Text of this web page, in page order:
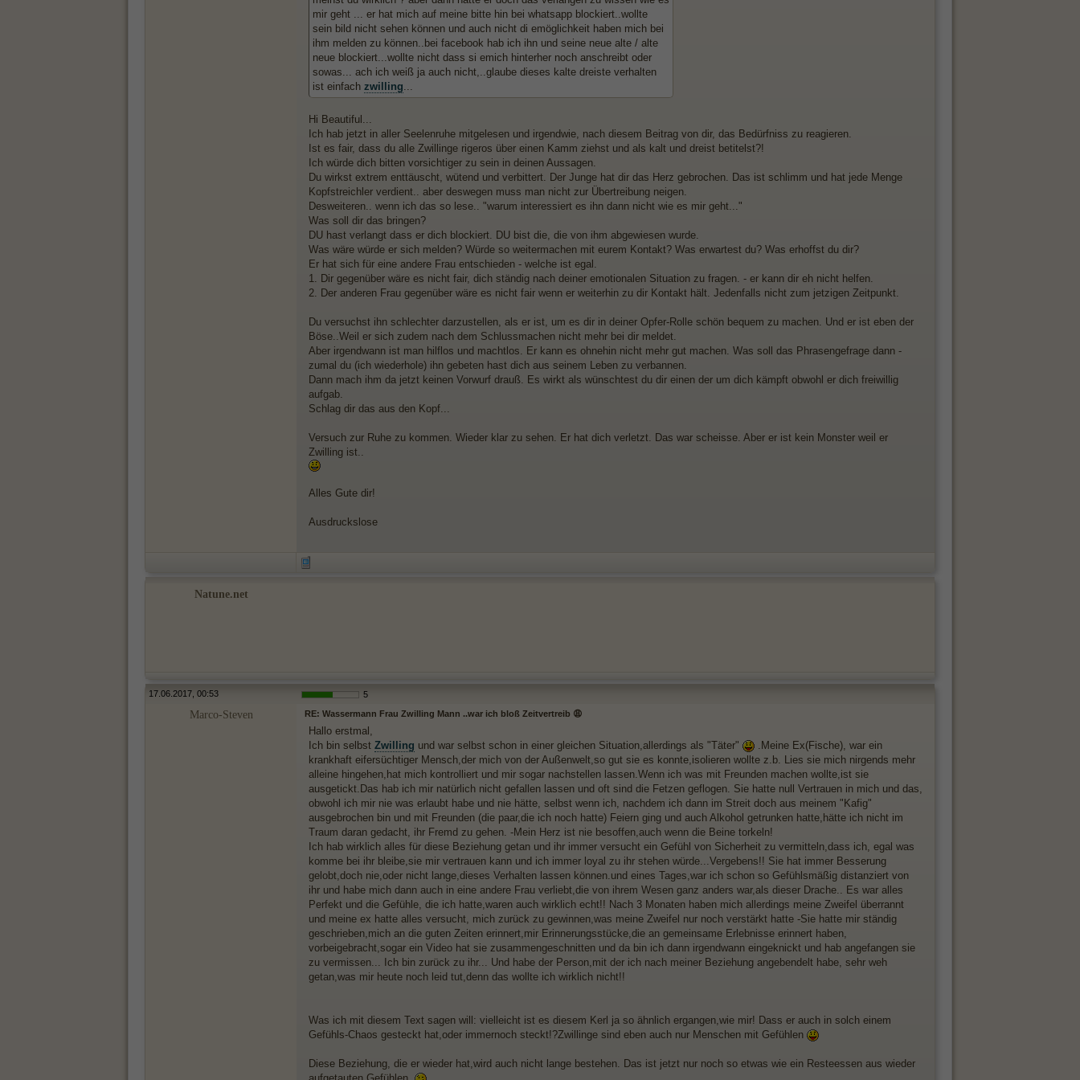
mir geht ... er hat mich auf meine bitte hin bei whatsapp blockiert..wollte
sein bild nicht sehen können und auch nicht di emöglichkeit haben mich bei
ihm melden zu können..bei facebook hab ich ihn und seine neue alte / alte
neue blockiert...wollte nicht dass si emich hinterher noch anschreibt oder
sowas... ach ich weiß ja auch nicht,..glaube dieses kalte dreiste verhalten
ist einfach zwilling
Hi Beautiful...
Ich hab jetzt in aller Seelenruhe mitgelesen und irgendwie, nach diesem Beitrag von dir, das Bedürfniss zu reagieren.
Ist es fair, dass du alle Zwillinge rigeros über einen Kamm ziehst und als kalt und dreist betitelst?!
Ich würde dich bitten vorsichtiger zu sein in deinen Aussagen.
Du wirkst extrem enttäuscht, wütend und verbittert. Der Junge hat dir das Herz gebrochen. Das ist schlimm und hat jede Menge
Kopfstreichler verdient.. aber deswegen muss man nicht zur Übertreibung neigen.
Desweiteren.. wenn ich das so lese.. "warum interessiert es ihn dann nicht wie es mir geht..."
Was soll dir das bringen?
DU hast verlangt dass er dich blockiert. DU bist die, die von ihm abgewiesen wurde.
Was wäre würde er sich melden? Würde so weitermachen mit eurem Kontakt? Was erwartest du? Was erhoffst du dir?
Er hat sich für eine andere Frau entschieden - welche ist egal.
1. Dir gegenüber wäre es nicht fair, dich ständig nach deiner emotionalen Situation zu fragen. - er kann dir eh nicht helfen.
2. Der anderen Frau gegenüber wäre es nicht fair wenn er weiterhin zu dir Kontakt hält. Jedenfalls nicht zum jetzigen Zeitpunkt.
Du versuchst ihn schlechter darzustellen, als er ist, um es dir in deiner Opfer-Rolle schön bequem zu machen. Und er ist eben der
Böse..Weil er sich zudem nach dem Schlussmachen nicht mehr bei dir meldet.
Aber irgendwann ist man hilflos und machtlos. Er kann es ohnehin nicht mehr gut machen. Was soll das Phrasengefrage dann -
zumal du (ich wiederhole) ihn gebeten hast dich aus seinem Leben zu verbannen.
Dann mach ihm da jetzt keinen Vorwurf drauß. Es wirkt als wünschtest du dir einen der um dich kämpft obwohl er dich freiwillig
aufgab.
Schlag dir das aus den Kopf...
Versuch zur Ruhe zu kommen. Wieder klar zu sehen. Er hat dich verletzt. Das war scheisse. Aber er ist kein Monster weil er
Zwilling ist..
Alles Gute dir!
Ausdruckslose
Natune.net
17.06.2017, 00:53 5
Marco-Steven RE: Wassermann Frau Zwilling Mann ..war ich bloß Zeitvertreib 😩
Hallo erstmal,
Ich bin selbst Zwilling und war selbst schon in einer gleichen Situation,allerdings als "Täter"
.Meine Ex(Fische), war ein
krankhaft eifersüchtiger Mensch,der mich von der Außenwelt,so gut sie es konnte,isolieren wollte z.b. Lies sie mich nirgends mehr
alleine hingehen,hat mich kontrolliert und mir sogar nachstellen lassen.Wenn ich was mit Freunden machen wollte,ist sie
ausgetickt.Das hab ich mir natürlich nicht gefallen lassen und oft sind die Fetzen geflogen. Sie hatte null Vertrauen in mich und das,
obwohl ich mir nie was erlaubt habe und nie hätte, selbst wenn ich, nachdem ich dann im Streit doch aus meinem "Kafig"
ausgebrochen bin und mit Freunden (die paar,die ich noch hatte) Feiern ging und auch Alkohol getrunken hatte,hätte ich nicht im
Traum daran gedacht, ihr Fremd zu gehen. -Mein Herz ist nie besoffen,auch wenn die Beine torkeln!
Ich hab wirklich alles für diese Beziehung getan und ihr immer versucht ein Gefühl von Sicherheit zu vermitteln,dass ich, egal was
komme bei ihr bleibe,sie mir vertrauen kann und ich immer loyal zu ihr stehen würde...Vergebens!! Sie hat immer Besserung
gelobt,doch nie,oder nicht lange,dieses Verhalten lassen können.und eines Tages,war ich schon so Gefühlsmäßig distanziert von
ihr und habe mich dann auch in eine andere Frau verliebt,die von ihrem Wesen ganz anders war,als dieser Drache.. Es war alles
Perfekt und die Gefühle, die ich hatte,waren auch wirklich echt!! Nach 3 Monaten haben mich allerdings meine Zweifel überrannt
und meine ex hatte alles versucht, mich zurück zu gewinnen,was meine Zweifel nur noch verstärkt hatte -Sie hatte mir ständig
geschrieben,mich an die guten Zeiten erinnert,mir Erinnerungsstücke,die an gemeinsame Erlebnisse erinnert haben,
vorbeigebracht,sogar ein Video hat sie zusammengeschnitten und da bin ich dann irgendwann eingeknickt und hab angefangen sie
zu vermissen... Ich bin zurück zu ihr... Und habe der Person,mit der ich nach meiner Beziehung angebendelt habe, sehr weh
getan,was mir heute noch leid tut,denn das wollte ich wirklich nicht!!
Was ich mit diesem Text sagen will: vielleicht ist es diesem Kerl ja so ähnlich ergangen,wie mir! Dass er auch in solch einem
Gefühls-Chaos gesteckt hat,oder immernoch steckt!?Zwillinge sind eben auch nur Menschen mit Gefühlen
Diese Beziehung, die er wieder hat,wird auch nicht lange bestehen. Das ist jetzt nur noch so etwas wie ein Resteessen aus wieder